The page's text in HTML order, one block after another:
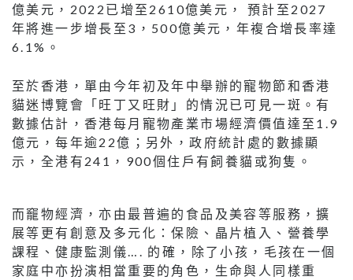
億美元，2022已增至2610億美元， 預計至2027
年將進一步增長至3，500億美元，年複合增長率達
6.1%。
至於香港，單由今年初及年中舉辦的寵物節和香港
貓迷博覽會「旺丁又旺財」的情況已可見一斑。有
數據估計，香港每月寵物產業市場經濟價值達至1.9
億元，每年逾22億；另外，政府統計處的數據顯
示，全港有241，900個住戶有飼養貓或狗隻。
而竉物經濟，亦由最普遍的食品及美容等服務，擴
展等更有創意及多元化：保險、晶片植入、營養學
課程、健康監測儀…. 的確，除了小孩，毛孩在一個
家庭中亦扮演相當重要的角色，生命與人同樣重